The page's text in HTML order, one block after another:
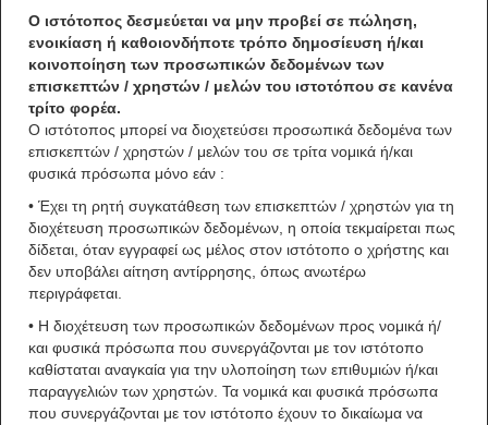
Ο ιστότοπος δεσμεύεται να μην προβεί σε πώληση,
ενοικίαση ή καθοιονδήποτε τρόπο δημοσίευση ή/και
κοινοποίηση των προσωπικών δεδομένων των
επισκεπτών / χρηστών / μελών του ιστοτόπου σε κανένα
τρίτο φορέα.
Ο ιστότοπος μπορεί να διοχετεύσει προσωπικά δεδομένα των
επισκεπτών / χρηστών / μελών του σε τρίτα νομικά ή/και
φυσικά πρόσωπα μόνο εάν :
• Έχει τη ρητή συγκατάθεση των επισκεπτών / χρηστών για τη
διοχέτευση προσωπικών δεδομένων, η οποία τεκμαίρεται πως
δίδεται, όταν εγγραφεί ως μέλος στον ιστότοπο ο χρήστης και
δεν υποβάλει αίτηση αντίρρησης, όπως ανωτέρω
περιγράφεται.
• Η διοχέτευση των προσωπικών δεδομένων προς νομικά ή/
και φυσικά πρόσωπα που συνεργάζονται με τον ιστότοπο
καθίσταται αναγκαία για την υλοποίηση των επιθυμιών ή/και
παραγγελιών των χρηστών. Τα νομικά και φυσικά πρόσωπα
που συνεργάζονται με τον ιστότοπο έχουν το δικαίωμα να